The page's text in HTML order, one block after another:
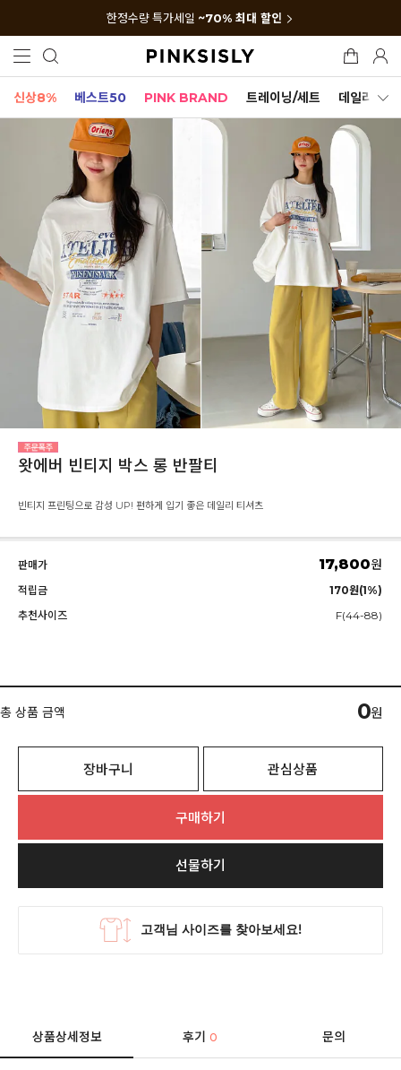
한정수량 특가세일 ~70% 최대 할인
신상8% 베스트50 PINK BRAND 트레이닝/세트 데일리세트
왓에버 빈티지 박스 롱 반팔티
빈티지 프린팅으로 감성 UP! 편하게 입기 좋은 데일리 티셔츠
판매가 17,800원
적립금
170원(1%)
추천사이즈
F(44-88)
총 상품 금액 0원
장바구니 관심상품
구매하기
선물하기
상품상세정보 후기0 문의